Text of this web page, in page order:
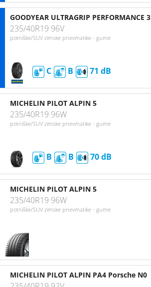
GOODYEAR ULTRAGRIP PERFORMANCE 3
235/40R19 96V
potniške/SUV zimske pnevmatike - gume
C B 71
MICHELIN PILOT ALPIN 5
235/40R19 96W
potniške/SUV zimske pnevmatike - gume
B B 70
MICHELIN PILOT ALPIN 5
235/40R19 96W
potniške/SUV zimske pnevmatike - gume
MICHELIN PILOT ALPIN PA4 Porsche N0